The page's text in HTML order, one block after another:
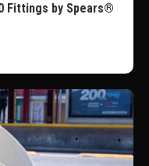
Fittings by Spears®